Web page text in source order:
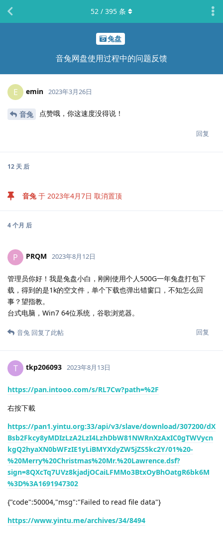
兔盘
音兔网盘使用过程中的问题反馈
52 / 395 条
E emin 2023年3月26日
音兔 点赞哦，你这速度没得说！
回复
12 天 后
音兔于 2023年4月7日 取消置顶
4 个月 后
P PRQM 2023年8月12日
管理员你好！我是兔盘小白，刚刚使用个人500G一年兔盘打包下
载，得到的是1k的空文件，单个下载也弹出错窗口，不知怎么回
事？望指教。
台式电脑，Win7 64位系统，谷歌浏览器。
回复
音兔 回复了此帖
T tkp206093 2023年8月13日
https://pan.intooo.com/s/RL7Cw?path=%2F
右按下載
https://pan1.yintu.org:33/api/v3/slave/download/307200/dX
Bsb2Fkcy8yMDIzLzA2LzI4LzhDbW81NWRnXzAxIC0gTWVycn
kgQ2hyaXN0bWFzIE1yLiBMYXdyZW5jZS5kc2Y/01%20-
%20Merry%20Christmas%20Mr.%20Lawrence.dsf?
sign=8QXcTq7UVz8kjadjOCaiLFMMo3BtxOyBhOatgR6bk6M
%3D%3A1691947302
{"code":50004,"msg":"Failed to read file data"}
https://www.yintu.me/archives/34/8494